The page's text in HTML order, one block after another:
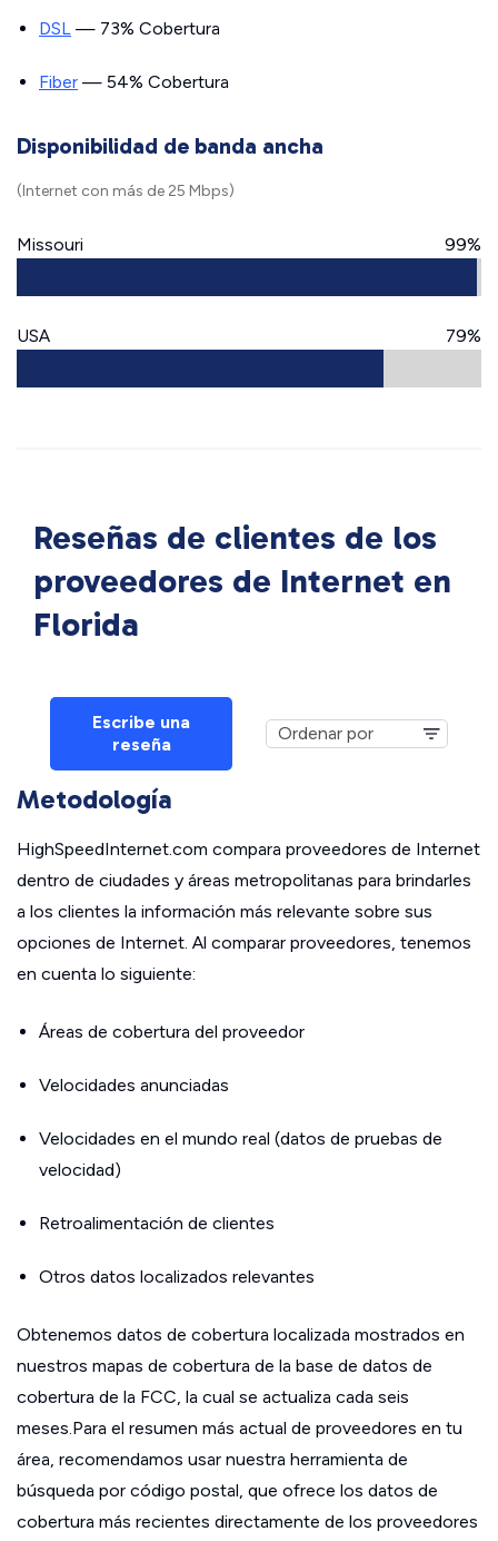
DSL — 73% Cobertura
Fiber — 54% Cobertura
Disponibilidad de banda ancha
(Internet con más de 25 Mbps)
Missouri 99%
USA 79%
Reseñas de clientes de los
proveedores de Internet en
Florida
Escribe una
reseña
Metodología
HighSpeedInternet.com compara proveedores de Internet
dentro de ciudades y áreas metropolitanas para brindarles
a los clientes la información más relevante sobre sus
opciones de Internet. Al comparar proveedores, tenemos
en cuenta lo siguiente:
Áreas de cobertura del proveedor
Velocidades anunciadas
Velocidades en el mundo real (datos de pruebas de
velocidad)
Retroalimentación de clientes
Otros datos localizados relevantes
Obtenemos datos de cobertura localizada mostrados en
nuestros mapas de cobertura de la base de datos de
cobertura de la FCC, la cual se actualiza cada seis
meses.Para el resumen más actual de proveedores en tu
área, recomendamos usar nuestra herramienta de
búsqueda por código postal, que ofrece los datos de
cobertura más recientes directamente de los proveedores